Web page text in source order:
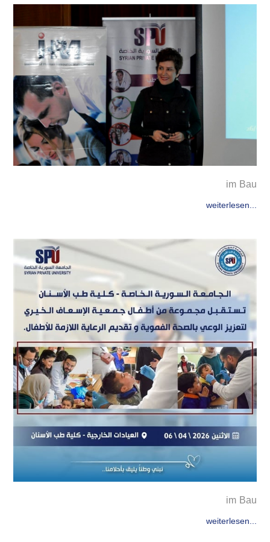
im Bau
weiterlesen...
im Bau
weiterlesen...